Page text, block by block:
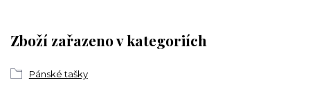
Zboží zařazeno v kategoriích
Pánské tašky